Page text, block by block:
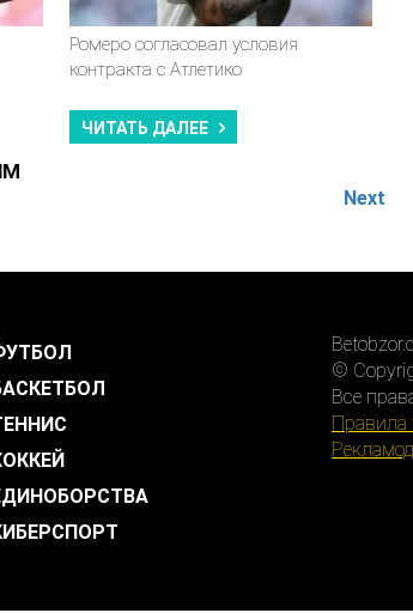
Ромеро согласовал условия
контракта с Атлетико
ЧИТАТЬ ДАЛЕЕ
Next
©
Все
Правила